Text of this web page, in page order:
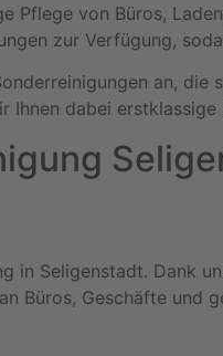
von Büros,
zur Verfügung,
an,
Ihnen dabei erstklassige
Seligenstadt. Dank
Büros, Geschäfte